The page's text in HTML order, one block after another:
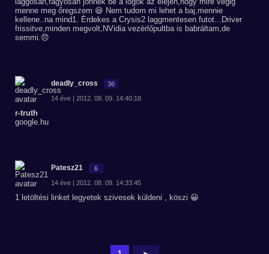
menne meg őregszem 😆 Nem tudom mi lehet a baj,mennie
kellene..na mind1. Èrdekes a Crysis2 laggmentesen futot...Driver
frissitve,minden megvolt,NVidia vezèrlőpultba is babráltam,de
semmi.😞
deadly_cross 36
14 éve | 2012. 08. 09. 14:40:18
r-truth
google.hu
Patesz21 6
14 éve | 2012. 08. 09. 14:33:45
1 letöltési linket legyetek szivesek küldeni , köszi 😀